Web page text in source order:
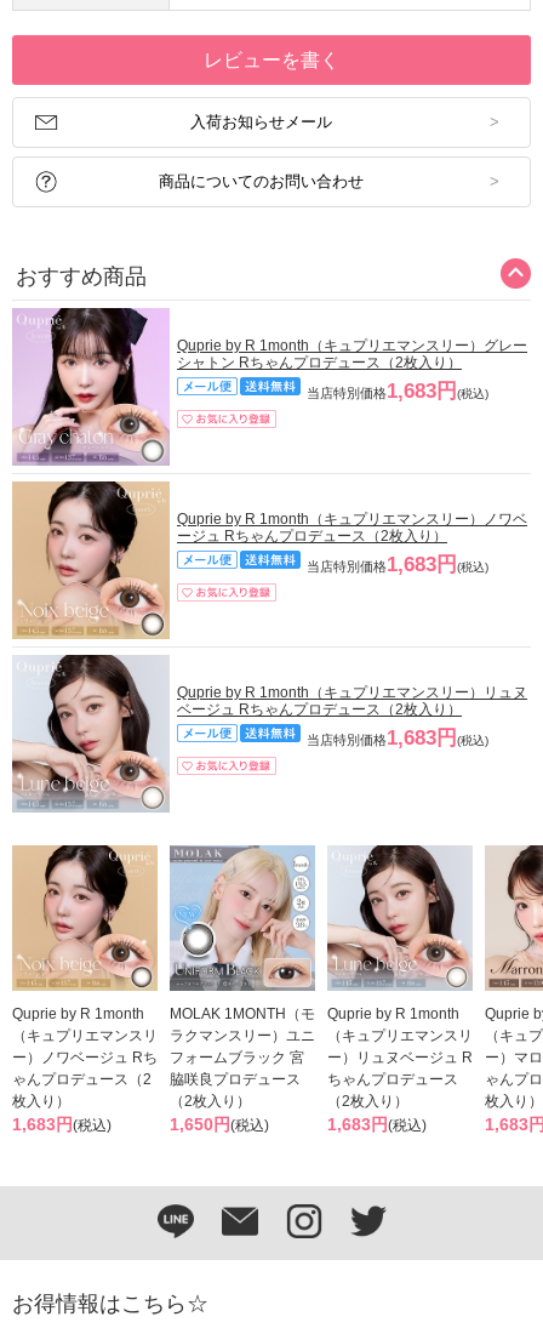
レビューを書く
入荷お知らせメール
商品についてのお問い合わせ
おすすめ商品
Quprie by R 1month（キュプリエマンスリー）グレー
シャトン Rちゃんプロデュース（2枚入り）
当店特別価格1,683円 (税込)
Quprie by R 1month（キュプリエマンスリー）ノワベ
ージュ Rちゃんプロデュース（2枚入り）
当店特別価格1,683円 (税込)
Quprie by R 1month（キュプリエマンスリー）リュヌ
ベージュ Rちゃんプロデュース（2枚入り）
当店特別価格1,683円 (税込)
Quprie by R 1month
（キュプリエマンスリ
ー）ノワベージュ Rち
ゃんプロデュース（2
枚入り）
1,683円(税込)
MOLAK 1MONTH（モ
ラクマンスリー）ユニ
フォームブラック 宮
脇咲良プロデュース
（2枚入り）
1,650円(税込)
Quprie by R 1month
（キュプリエマンスリ
ー）リュヌベージュ R
ちゃんプロデュース
（2枚入り）
1,683円(税込)
Quprie
（キュ
ー）マ
ゃんプ
枚入り）
1,683
お得情報はこちら☆